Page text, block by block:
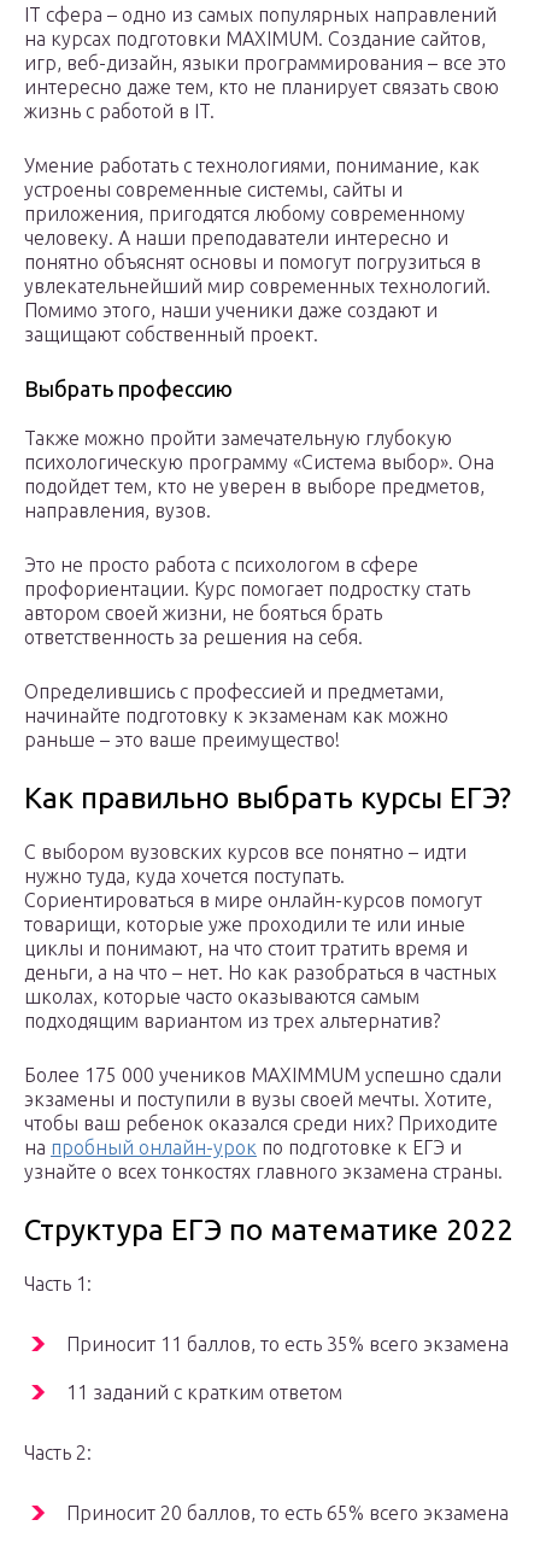
IT сфера – одно из самых популярных направлений
на курсах подготовки MAXIMUM. Создание сайтов,
игр, веб-дизайн, языки программирования – все это
интересно даже тем, кто не планирует связать свою
жизнь с работой в IT.
Умение работать с технологиями, понимание, как
устроены современные системы, сайты и
приложения, пригодятся любому современному
человеку. А наши преподаватели интересно и
понятно объяснят основы и помогут погрузиться в
увлекательнейший мир современных технологий.
Помимо этого, наши ученики даже создают и
защищают собственный проект.
Выбрать профессию
Также можно пройти замечательную глубокую
психологическую программу «Система выбор». Она
подойдет тем, кто не уверен в выборе предметов,
направления, вузов.
Это не просто работа с психологом в сфере
профориентации. Курс помогает подростку стать
автором своей жизни, не бояться брать
ответственность за решения на себя.
Определившись с профессией и предметами,
начинайте подготовку к экзаменам как можно
раньше – это ваше преимущество!
Как правильно выбрать курсы ЕГЭ?
С выбором вузовских курсов все понятно – идти
нужно туда, куда хочется поступать.
Сориентироваться в мире онлайн-курсов помогут
товарищи, которые уже проходили те или иные
циклы и понимают, на что стоит тратить время и
деньги, а на что – нет. Но как разобраться в частных
школах, которые часто оказываются самым
подходящим вариантом из трех альтернатив?
Более 175 000 учеников MAXIMMUM успешно сдали
экзамены и поступили в вузы своей мечты. Хотите,
чтобы ваш ребенок оказался среди них? Приходите
на пробный онлайн-урок по подготовке к ЕГЭ и
узнайте о всех тонкостях главного экзамена страны.
Структура ЕГЭ по математике 2022
Часть 1:
Приносит 11 баллов, то есть 35% всего экзамена
11 заданий с кратким ответом
Часть 2:
Приносит 20 баллов, то есть 65% всего экзамена